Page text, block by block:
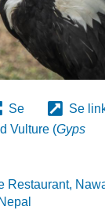
Se
Se
Vulture (Gyps
Restaurant,
Nepal